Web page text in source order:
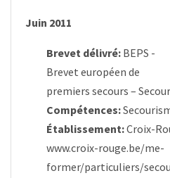
Juin 2011
Brevet délivré: BEPS -
Brevet européen de
premiers secours –
Compétences:
Établissement:Croix-
www.croix-rouge.be/me-
former/particuliers/